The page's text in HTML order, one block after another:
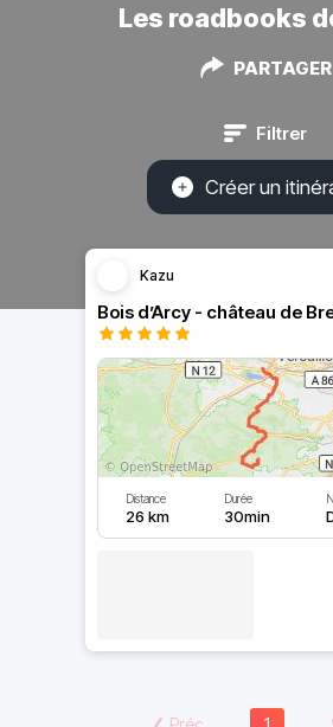
Les roadbooks
PARTAGER
Filtrer
Créer un
Kazu
Bois d’Arcy - château de
Distance
26 km
Durée
30min